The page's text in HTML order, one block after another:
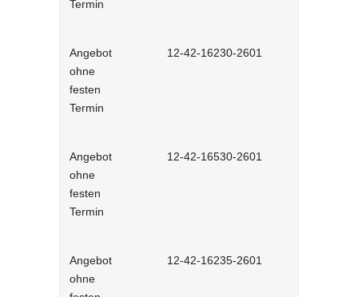
Termin
Angebot
ohne
festen
Termin
12-42-16230-2601
Angebot
ohne
festen
Termin
12-42-16530-2601
Angebot
ohne
12-42-16235-2601